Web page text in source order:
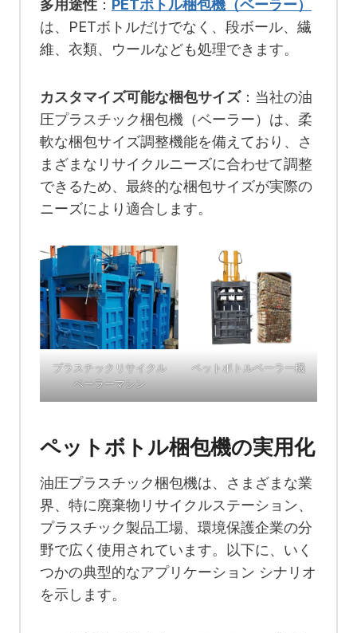
多用途性 ： PETボトル梱包機（ベーラー）
は、PETボトルだけでなく、段ボール、繊
維、衣類、ウールなども処理できます。
カスタマイズ可能な梱包サイズ：当社の油
圧プラスチック梱包機（ベーラー）は、柔
軟な梱包サイズ調整機能を備えており、さ
まざまなリサイクルニーズに合わせて調整
できるため、最終的な梱包サイズが実際の
ニーズにより適合します。
プラスチックリサイクル
ベーラーマシン
ペットボトルベーラー機
ペットボトル梱包機の実用化
油圧プラスチック梱包機は、さまざまな業
界、特に廃棄物リサイクルステーション、
プラスチック製品工場、環境保護企業の分
野で広く使用されています。以下に、いく
つかの典型的なアプリケーション シナリオ
を示します。